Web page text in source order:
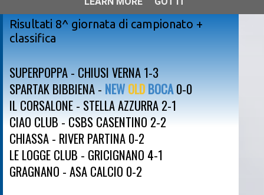
Risultati 8^ giornata di campionato +
classifica
SUPERPOPPA - CHIUSI VERNA 1-3
SPARTAK BIBBIENA -NEWOLDBOCA0-0
IL CORSALONE - STELLA AZZURRA 2-1
CIAO CLUB - CSBS CASENTINO 2-2
CHIASSA - RIVER PARTINA 0-2
LE LOGGE CLUB - GRICIGNANO 4-1
GRAGNANO - ASA CALCIO 0-2